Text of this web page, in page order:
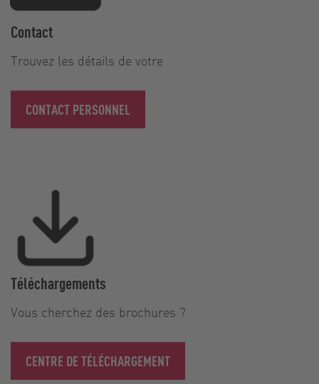
Contact
Trouvez les détails de votre
CONTACT PERSONNEL
Téléchargements
Vous cherchez des brochures ?
CENTRE DE TÉLÉCHARGEMENT